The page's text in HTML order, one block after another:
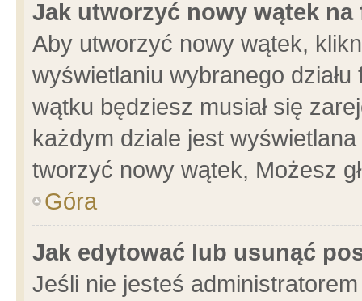
Jak utworzyć nowy wątek na
Aby utworzyć nowy wątek,
wyświetlaniu wybranego
wątku będziesz musiał się
każdym dziale jest
tworzyć nowy wątek, Możesz
Góra
Jak edytować lub usunąć
Jeśli nie jesteś